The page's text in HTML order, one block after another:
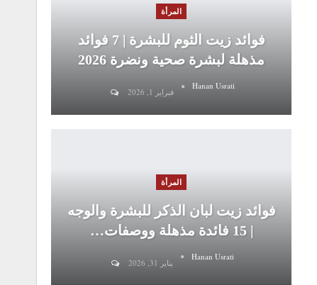
المرأة
فوائد زيت الثوم للبشرة | 7 فوائد
مذهلة لبشرة صحية ونضرة 2026
Hanan Usrati
فبراير 1, 2026
المرأة
فوائد زيت لبان الذكر للبشرة والوجه
| 15 فائدة مذهلة ووصفات…
Hanan Usrati
يناير 31, 2026